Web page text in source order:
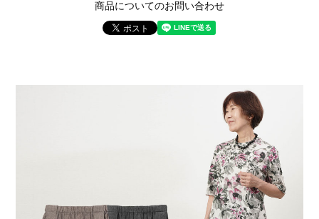
商品についてのお問い合わせ